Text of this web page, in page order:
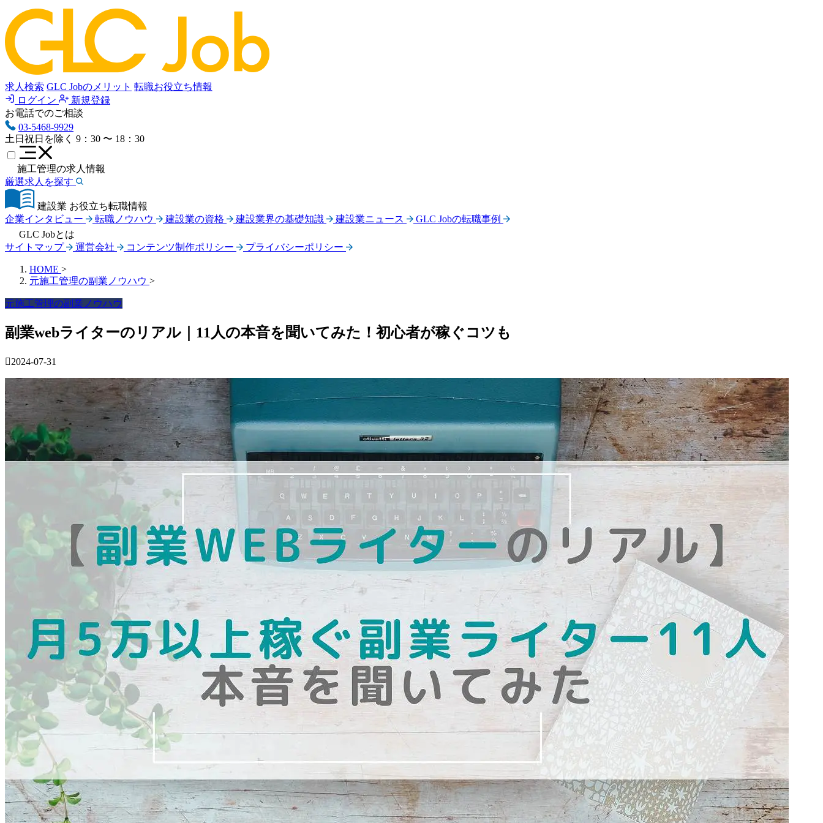
求人検索 GLC Jobのメリット 転職お役立ち情報
ログイン
新規登録
お電話でのご相談
03-5468-9929
土日祝日を除く 9：30 〜 18：30
施工管理の求人情報
厳選求人を探す
建設業 お役立ち転職情報
企業インタビュー
転職ノウハウ 建設業の資格 建設業界の基礎知識 建設業ニュース
GLC Jobの転職事例
GLC Jobとは
サイトマップ
運営会社 コンテンツ制作ポリシー プライバシーポリシー
HOME >
元施工管理の副業ノウハウ >
元施工管理の副業ノウハウ
副業webライターのリアル｜11人の本音を聞いてみた！初心者が稼ぐコツも
2024-07-31